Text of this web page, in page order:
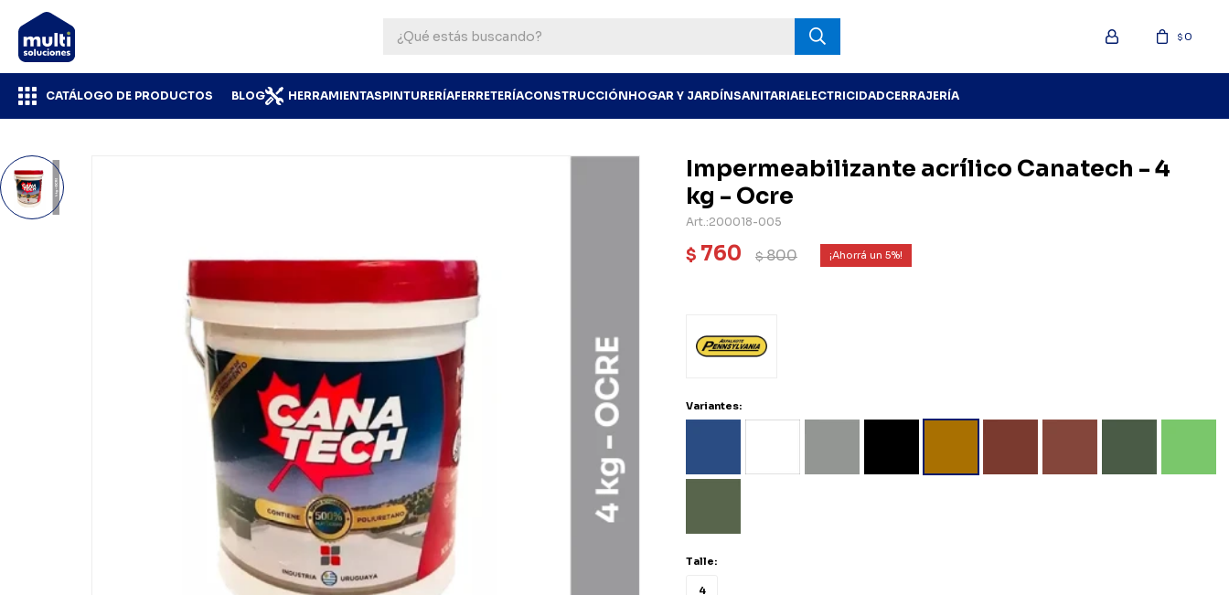
CATÁLOGO DE PRODUCTOS BLOG HERRAMIENTASPINTURERÍAFERRETERÍACONSTRUCCIÓNHOGAR Y JARDÍNSANITARIAELECTRICIDADCERRAJERÍA
$0
Impermeabilizante acrílico Canatech - 4
kg - Ocre
200018-005
$ 760 $800 5
Variantes:
Talle:
4